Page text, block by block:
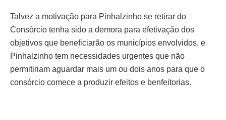
Talvez a motivação para Pinhalzinho se retirar do
Consórcio tenha sido a demora para efetivação dos
objetivos que beneficiarão os municípios envolvidos, e
Pinhalzinho tem necessidades urgentes que não
permitiriam aguardar mais um ou dois anos para que o
consórcio comece a produzir efeitos e benfeitorias.